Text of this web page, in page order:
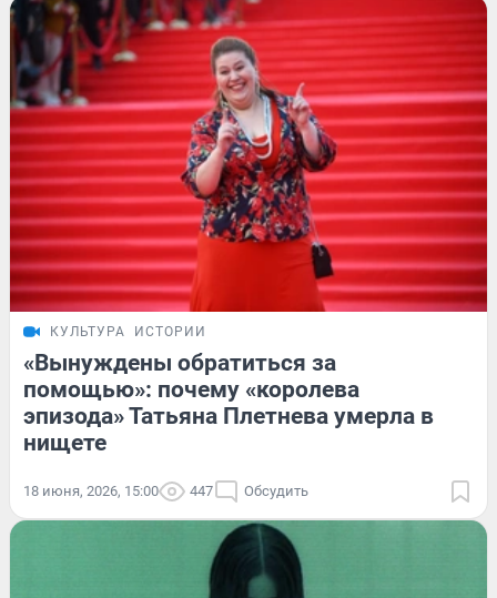
КУЛЬТУРА ИСТОРИИ
«Вынуждены обратиться за
помощью»: почему «королева
эпизода» Татьяна Плетнева умерла в
нищете
18 июня, 2026, 15:00 447 Обсудить